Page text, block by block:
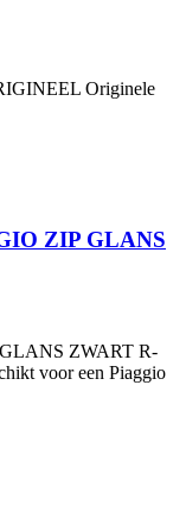
Originele
ZIP GLANS
ZWART R-
voor een Piaggio